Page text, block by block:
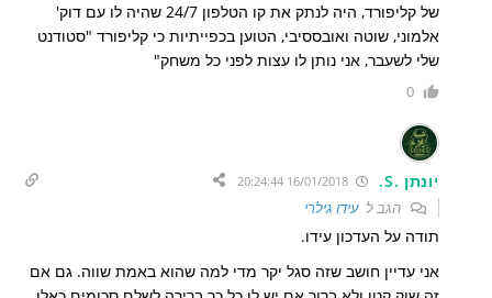
של קליפורד, היה לנתק את קו הטלפון 24/7 שהיה לו עם דוק'
אלמוני, שוטה ואובססיבי, הטוען בכפייתיות כי קליפורד "סטודנט
שלי לשעבר, אני נותן לו עצות לפני כל משחק"
0
יונתן .S.
הגב לעידו גילרי
תודה על העדכון עידו.
אני עדיין חושב שזה סגל יקר מדי למה שהוא באמת שווה. גם אם